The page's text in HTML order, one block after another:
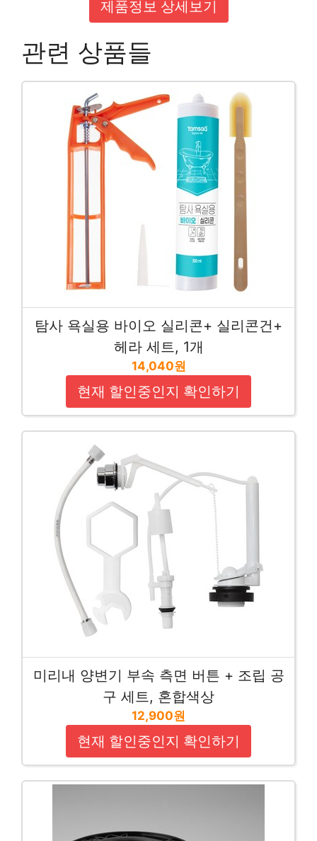
제품정보 상세보기
관련 상품들
탐사 욕실용 바이오 실리콘+ 실리콘건+
헤라 세트, 1개
14,040원
현재 할인중인지 확인하기
미리내 양변기 부속 측면 버튼 + 조립 공
구 세트, 혼합색상
12,900원
현재 할인중인지 확인하기